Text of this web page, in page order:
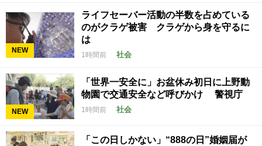
NEW
ライフセーバー活動の半数を占めている
のがクラゲ被害 クラゲから身を守るに
は
1時間前 社会
NEW
「世界一安全に」お盆休み初日に上野動
物園で交通安全など呼びかけ 警視庁
1時間前 社会
「この日しかない」“888の日”婚姻届が